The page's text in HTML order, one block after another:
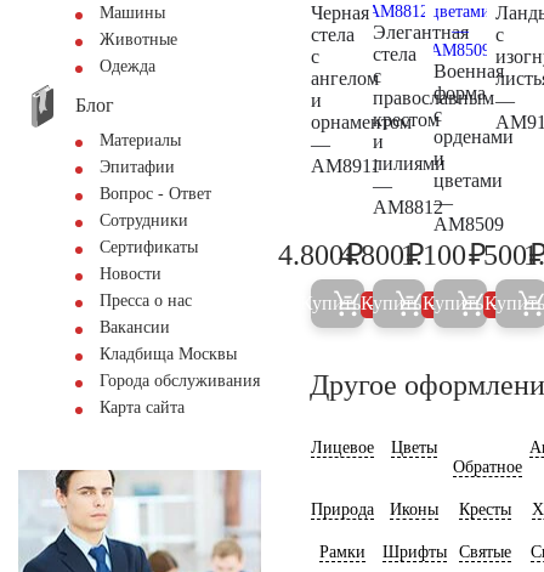
Машины
Животные
Одежда
Блог
Материалы
Эпитафии
Вопрос - Ответ
Сотрудники
Сертификаты
Новости
Пресса о нас
Вакансии
Кладбища Москвы
Города обслуживания
Карта сайта
Черная
стела
с
ангелом
и
орнаментом
—
AM8911
5.000
4.800₽
Купить 5%
Элегантная
стела
с
православным
крестом
и
лилиями
—
AM8812
5.000
4.800₽
Купить 5%
Военная
форма
с
орденами
и
цветами
—
AM8509
1.200
1.100₽
Купить 5%
с
—
500
Купить
Другое
Лицевое
Цветы
Обратное
Природа Иконы Кресты
Рамки Шрифты Святые